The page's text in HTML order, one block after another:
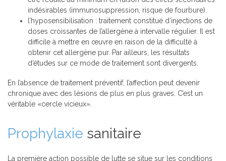
indésirables (immunosuppression, risque de fourbure).
l’hyposensibilisation : traitement constitué d’injections de
doses croissantes de l’allergène à intervalle régulier. Il est
difficile à mettre en œuvre en raison de la difficulté à
obtenir cet allergène pur. Par ailleurs, les résultats
d’études sur ce mode de traitement sont divergents.
En l’absence de traitement préventif, l’affection peut devenir
chronique avec des lésions de plus en plus graves. C’est un
véritable «cercle vicieux».
Prophylaxie sanitaire
La première action possible de lutte se situe sur les conditions